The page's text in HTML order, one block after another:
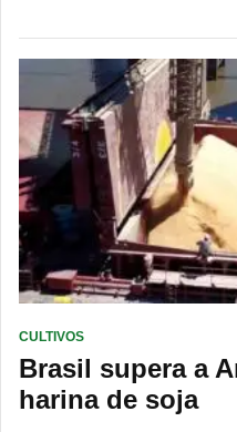
CULTIVOS
Brasil supera a
harina de soja